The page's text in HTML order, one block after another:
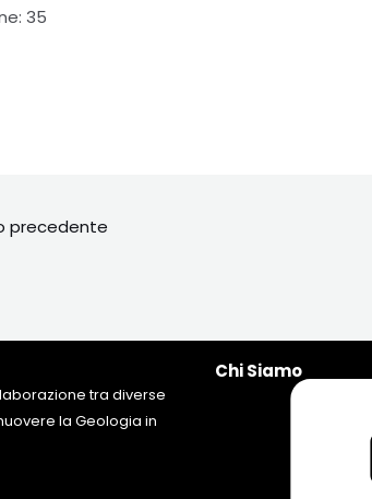
35
precedente
tra diverse
la Geologia in
Chi Siamo